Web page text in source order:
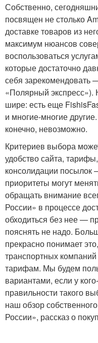
Собственно,
посвящен не столько
доставке товаров из
максимум нюансов
воспользоваться
которые достаточно
себя зарекомендовать
«Полярный
шире: есть еще
и многие-многие
конечно, невозможно.
Критериев выбора
удобство сайта,
консолидации посылок
приоритеты могут
обращать внимание
России» в процессе
обходиться без нее —
пояснять не надо.
прекрасно понимает
транспортных
тарифам. Мы будем
вариантами, если у
правильности такого
наш обзор
России», рассказ о